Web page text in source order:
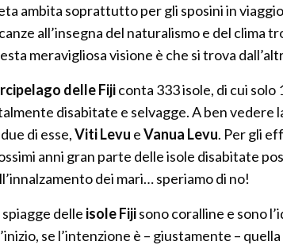
ambita soprattutto per gli sposini in
all’insegna del naturalismo e del clima
meravigliosa visione è che si trova
delle Fijiconta 333 isole, di cui
disabitate e selvagge. A ben vedere
di esse,Viti Levu eVanua Levu. Per gli
anni gran parte delle isole disabitate
dei mari… speriamo di no!
spiagge delle isole Fijisono coralline e sono
se l’intenzione è – giustamente –